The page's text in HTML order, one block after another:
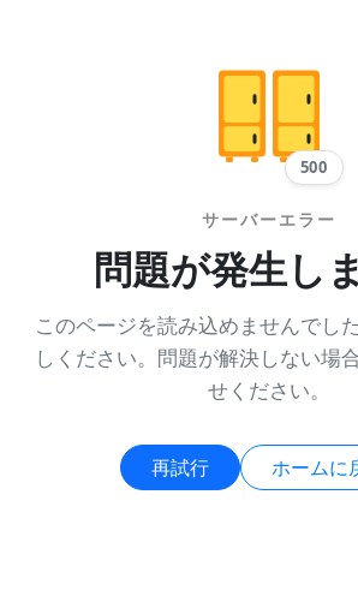
500
サーバーエラー
問題が発生し
このページを読み込めませんでし
しください。問題が解決しない場
せください。
再試行 ホームに